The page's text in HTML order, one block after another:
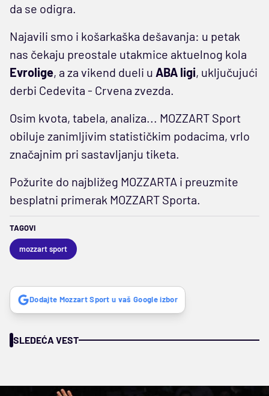
da se odigra.
Najavili smo i košarkaška dešavanja: u petak
nas čekaju preostale utakmice aktuelnog kola
Evrolige, a za vikend dueli u ABA ligi, uključujući
derbi Cedevita - Crvena zvezda.
Osim kvota, tabela, analiza... MOZZART Sport
obiluje zanimljivim statističkim podacima, vrlo
značajnim pri sastavljanju tiketa.
Požurite do najbližeg MOZZARTA i preuzmite
besplatni primerak MOZZART Sporta.
TAGOVI
mozzart sport
Dodajte Mozzart Sport u vaš Google izbor
SLEDEĆA VEST